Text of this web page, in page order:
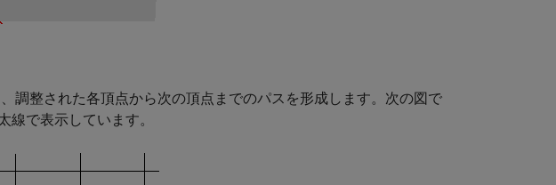
調整された各頂点から次の頂点までのパスを形成します。次の図で
線で表示しています。